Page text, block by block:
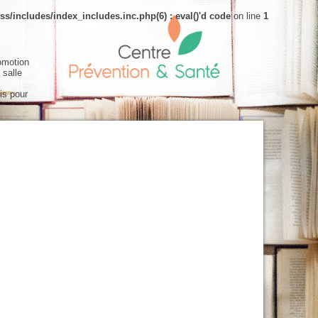
includes/index_includes.inc.php(6) : eval()'d codeon line 1
salle
pour